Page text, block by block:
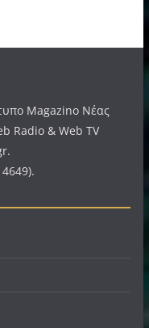
Magazino Νέας
Radio & Web TV